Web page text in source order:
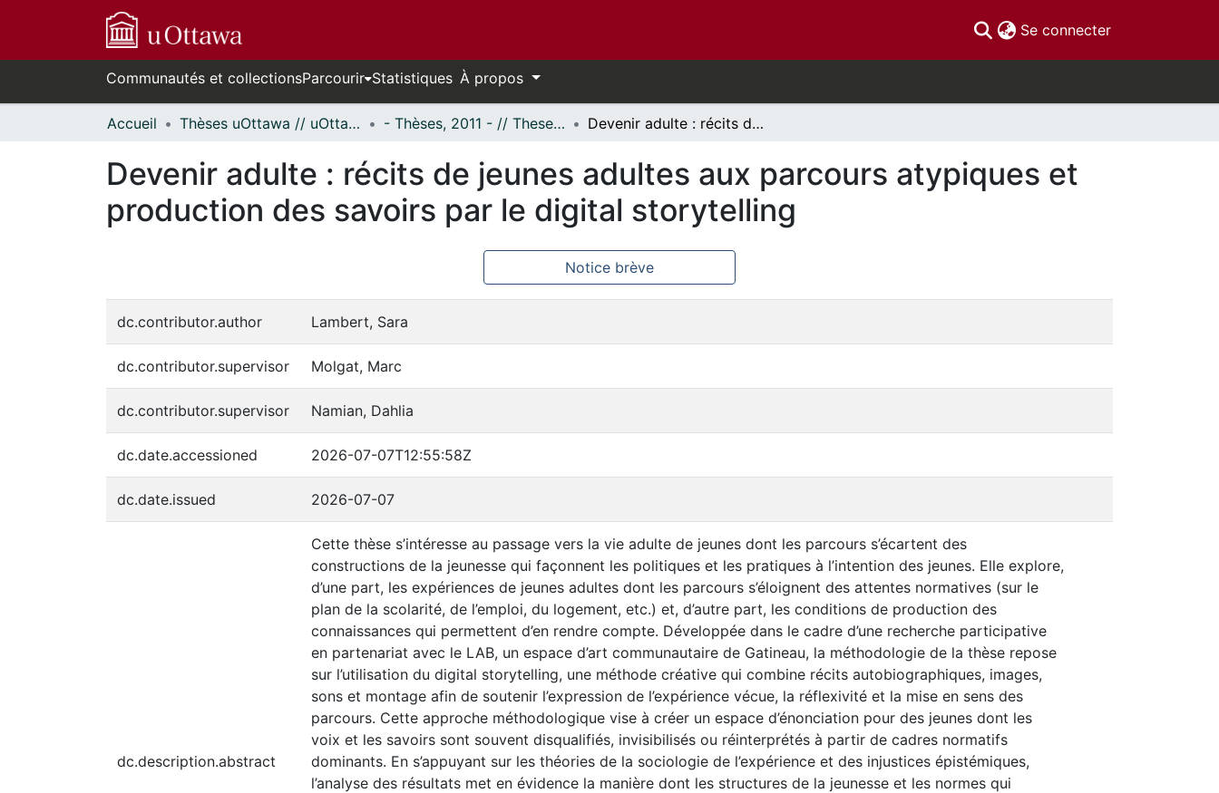
Se connecter(current)
Communautés et collectionsParcourir Statistiques À propos
Accueil Thèses uOttawa // uOttawa Theses - Thèses, 2011 - // Theses, 2011 - Devenir adulte : récits de jeunes adultes aux parcours atypiques et production des savoirs par le digital storytelling
Devenir adulte : récits de jeunes adultes aux parcours atypiques et
production des savoirs par le digital storytelling
Notice brève
dc.contributor.author Lambert, Sara
dc.contributor.supervisor Molgat, Marc
dc.contributor.supervisor Namian, Dahlia
dc.date.accessioned 2026-07-07T12:55:58Z
dc.date.issued 2026-07-07
dc.description.abstract
Cette thèse s’intéresse au passage vers la vie adulte de jeunes dont les parcours s’écartent des
constructions de la jeunesse qui façonnent les politiques et les pratiques à l’intention des jeunes. Elle explore,
d’une part, les expériences de jeunes adultes dont les parcours s’éloignent des attentes normatives (sur le
plan de la scolarité, de l’emploi, du logement, etc.) et, d’autre part, les conditions de production des
connaissances qui permettent d’en rendre compte. Développée dans le cadre d’une recherche participative
en partenariat avec le LAB, un espace d’art communautaire de Gatineau, la méthodologie de la thèse repose
sur l’utilisation du digital storytelling, une méthode créative qui combine récits autobiographiques, images,
sons et montage afin de soutenir l’expression de l’expérience vécue, la réflexivité et la mise en sens des
parcours. Cette approche méthodologique vise à créer un espace d’énonciation pour des jeunes dont les
voix et les savoirs sont souvent disqualifiés, invisibilisés ou réinterprétés à partir de cadres normatifs
dominants. En s’appuyant sur les théories de la sociologie de l’expérience et des injustices épistémiques,
l’analyse des résultats met en évidence la manière dont les structures de la jeunesse et les normes qui